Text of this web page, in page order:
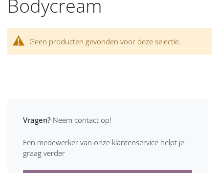
Bodycream
Geen producten gevonden voor deze selectie.
Vragen? Neem contact op!
Een medewerker van onze klantenservice helpt je
graag verder